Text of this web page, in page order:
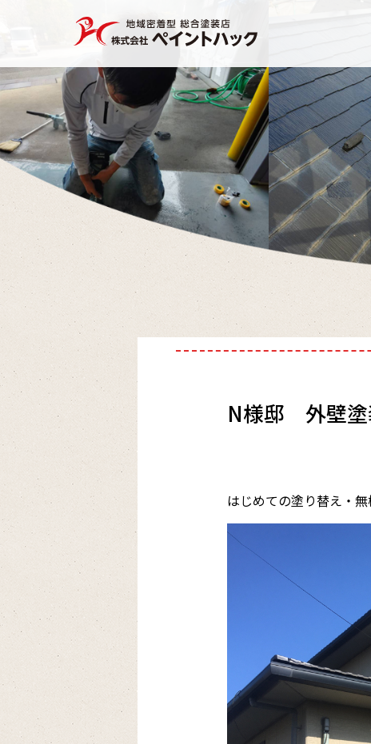
N様邸 外壁塗
はじめての塗り替え・